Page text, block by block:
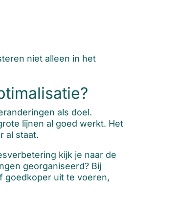
niet alleen in het
als doel.
lijnen al goed werkt. Het
al staat.
kijk je naar de
georganiseerd? Bij
goedkoper uit te voeren,